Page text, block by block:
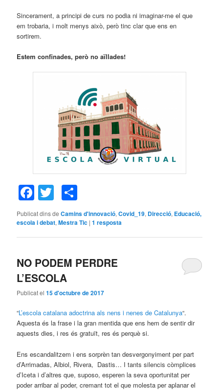
Sincerament, a principi de curs no podia ni imaginar-me el que
em trobaria, i molt menys això, però tinc clar que ens en
sortirem.
Estem confinades, però no aïllades!
Facebook
Twitter
Publicat dins de Camins d'innovació,Covid_19, Direcció, Educació,
escola i debat,Mestra Tic |1 resposta
NO PODEM PERDRE
L’ESCOLA
Publicat el15 d'octubre de 2017
“L’escola catalana adoctrina als nens i nenes de Catalunya“.
Aquesta és la frase i la gran mentida que ens hem de sentir dir
aquests dies, i res és gratuït, res és perquè si.
Ens escandalitzem i ens sorprèn tan desvergonyiment per part
d’Arrimadas, Albiol, Rivera, Dastis… I tants silencis còmplices
d’Iceta i d’altres que, suposo, esperen la seva oportunitat per
poder arribar al poder, cremant tot el que molesta per aplanar el